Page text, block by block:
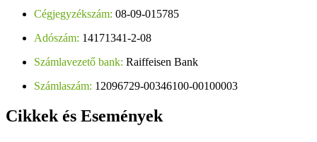
Cégjegyzékszám: 08-09-015785
Adószám: 14171341-2-08
Számlavezető bank: Raiffeisen Bank
Számlaszám: 12096729-00346100-00100003
Cikkekés Események